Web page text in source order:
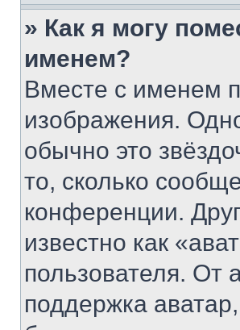
» Как я могу
именем?
Вместе с именем
изображения.
обычно это
то, сколько
конференции.
известно как
пользователя. От
поддержка